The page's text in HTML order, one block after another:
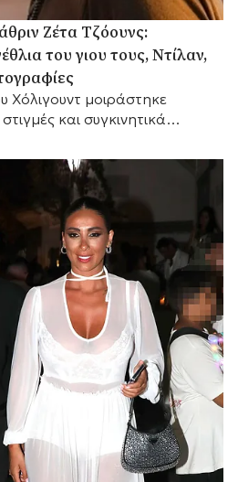
Ζέτα Τζόουνς:
του γιου τους, Ντίλαν,
Χόλιγουντ μοιράστηκε
και συγκινητικά
θερμές ευχές.